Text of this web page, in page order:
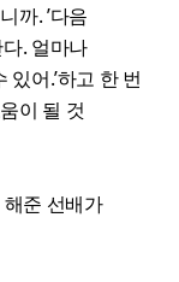
까. ’다음
. 얼마나
있어.’하고 한 번
이 될 것
준 선배가